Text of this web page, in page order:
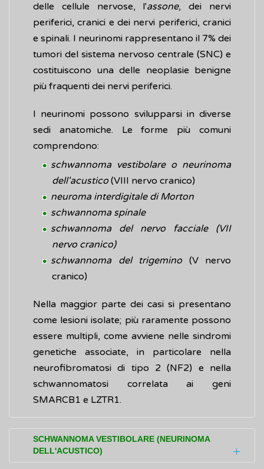
delle cellule nervose, l'assone, dei nervi
periferici, cranici e dei nervi periferici, cranici
e spinali. I neurinomi rappresentano il 7% dei
tumori del sistema nervoso centrale (SNC) e
costituiscono una delle neoplasie benigne
più fraquenti dei nervi periferici.
I neurinomi possono svilupparsi in diverse
sedi anatomiche. Le forme più comuni
comprendono:
schwannoma vestibolare o neurinoma
dell'acustico (VIII nervo cranico)
neuroma interdigitale di Morton
schwannoma spinale
schwannoma del nervo facciale(VII
nervo cranico)
schwannoma del trigemino (V nervo
cranico)
Nella maggior parte dei casi si presentano
come lesioni isolate; più raramente possono
essere multipli, come avviene nelle sindromi
genetiche associate, in particolare nella
neurofibromatosi di tipo 2 (NF2) e nella
schwannomatosi correlata ai geni
SMARCB1 e LZTR1.
SCHWANNOMA VESTIBOLARE (NEURINOMA
DELL'ACUSTICO)